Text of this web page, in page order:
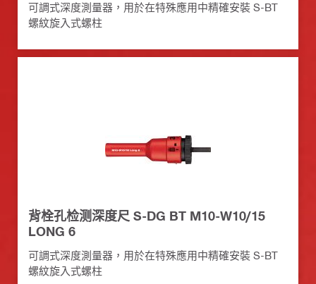
可調式深度測量器，用於在特殊應用中精確安裝 S-BT
螺紋旋入式螺柱
背栓孔检测深度尺 S-DG BT M10-W10/15
LONG 6
可調式深度測量器，用於在特殊應用中精確安裝 S-BT
螺紋旋入式螺柱